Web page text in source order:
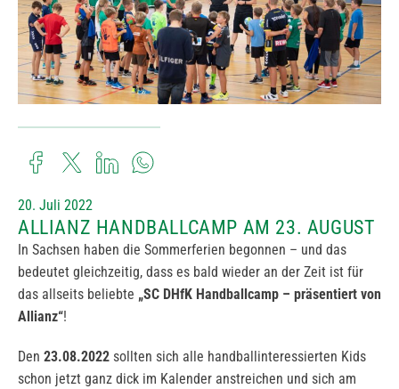
20. Juli 2022
ALLIANZ HANDBALLCAMP AM 23. AUGUST
In Sachsen haben die Sommerferien begonnen – und das
bedeutet gleichzeitig, dass es bald wieder an der Zeit ist für
das allseits beliebte „SC DHfK Handballcamp – präsentiert von
Allianz“!
Den 23.08.2022 sollten sich alle handballinteressierten Kids
schon jetzt ganz dick im Kalender anstreichen und sich am